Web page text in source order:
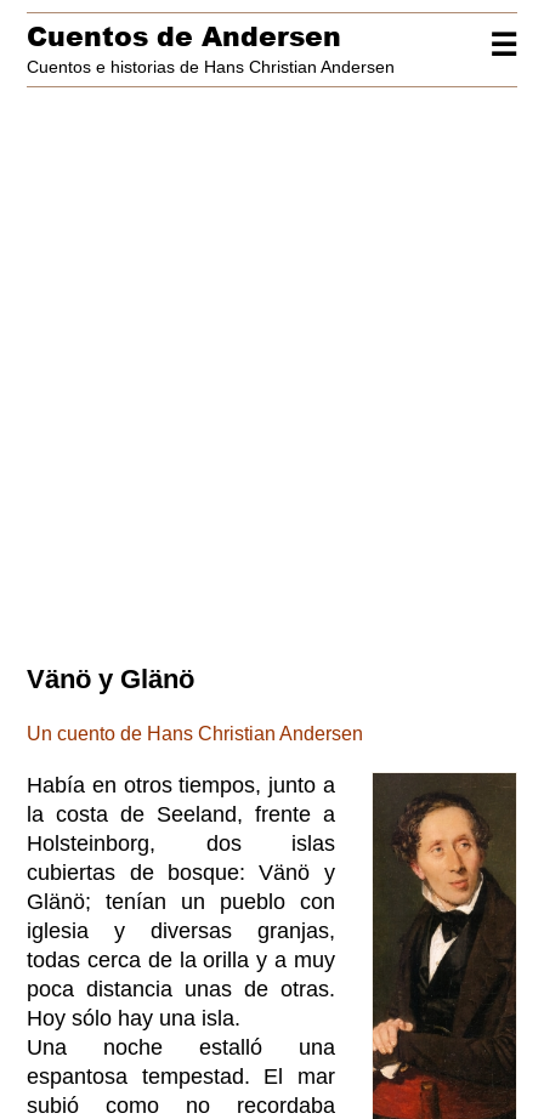
☰
Cuentos de Andersen
Cuentos e historias de Hans Christian Andersen
Vänö y Glänö
Un cuento de Hans Christian Andersen
Había en otros tiempos, junto a
la costa de Seeland, frente a
Holsteinborg, dos islas
cubiertas de bosque: Vänö y
Glänö; tenían un pueblo con
iglesia y diversas granjas,
todas cerca de la orilla y a muy
poca distancia unas de otras.
Hoy sólo hay una isla.
Una noche estalló una
espantosa tempestad. El mar
subió como no recordaba